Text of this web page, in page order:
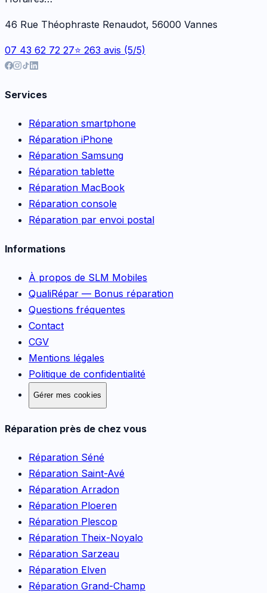
46 Rue Théophraste Renaudot, 56000 Vannes
07 43 62 72 27⭐ 263 avis (5/5)
Services
Réparation smartphone
Réparation iPhone
Réparation Samsung
Réparation tablette
Réparation MacBook
Réparation console
Réparation par envoi postal
Informations
À propos de SLM Mobiles
QualiRépar — Bonus réparation
Questions fréquentes
Contact
CGV
Mentions légales
Politique de confidentialité
Gérer mes cookies
Réparation près de chez vous
Réparation Séné
Réparation Saint-Avé
Réparation Arradon
Réparation Ploeren
Réparation Plescop
Réparation Theix-Noyalo
Réparation Sarzeau
Réparation Elven
Réparation Grand-Champ